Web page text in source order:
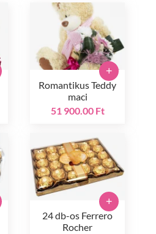
Romantikus Teddy
maci
51 900.00 Ft
+
24 db-os Ferrero
Rocher
+